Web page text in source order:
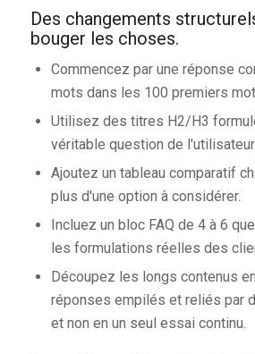
Des changements
bouger les choses.
Commencez par une réponse
mots dans les 100 premiers
Utilisez des titres H2/H3
véritable question de l'utilisateur.
Ajoutez un tableau comparatif
plus d'une option à considérer.
Incluez un bloc FAQ de 4 à 6
les formulations réelles des
Découpez les longs contenus
réponses empilés et reliés par
et non en un seul essai continu.